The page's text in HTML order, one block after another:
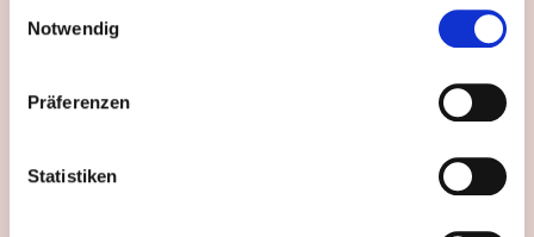
Notwendig
Präferenzen
Statistiken